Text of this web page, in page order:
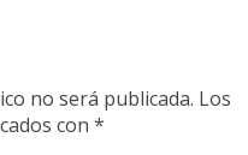
no será publicada. Los
con *